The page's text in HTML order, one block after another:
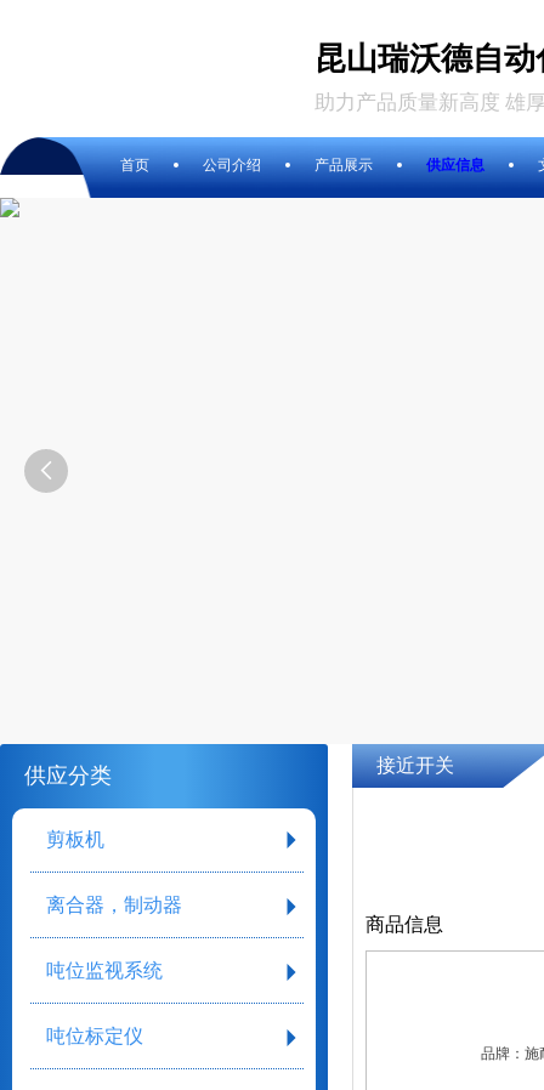
昆山瑞沃德自
助力产品质量新高度 雄
首页 公司介绍 产品展示 供应信息

供应分类
剪板机
离合器，制动器
吨位监视系统
吨位标定仪
接近开关
商品信息
品牌： 施